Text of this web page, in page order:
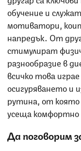
обучение и
мотиватори,
напредък. От
стимулират
разнообразие в
всичко това
осигуряването и
рутина, от която
усеща комфортно
Да поговорим